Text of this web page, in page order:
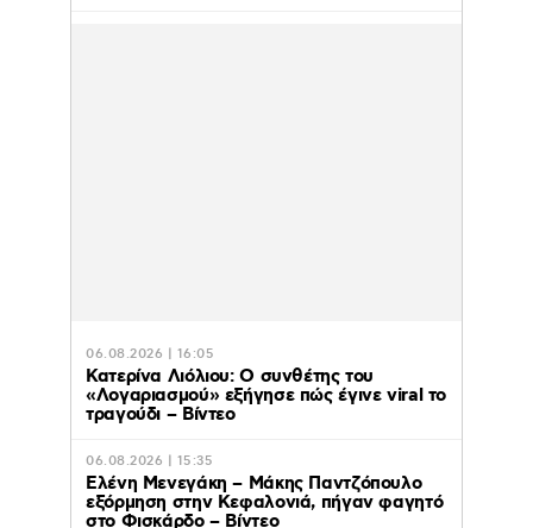
06.08.2026 | 16:05
Κατερίνα Λιόλιου: Ο συνθέτης του
«Λογαριασμού» εξήγησε πώς έγινε viral το
τραγούδι – Βίντεο
06.08.2026 | 15:35
Ελένη Μενεγάκη – Μάκης Παντζόπουλο
εξόρμηση στην Κεφαλονιά, πήγαν φαγητό
στο Φισκάρδο – Βίντεο